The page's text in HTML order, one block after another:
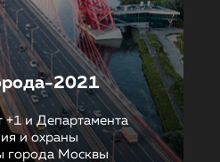
2021
+1 и Департамента
и охраны
города Москвы